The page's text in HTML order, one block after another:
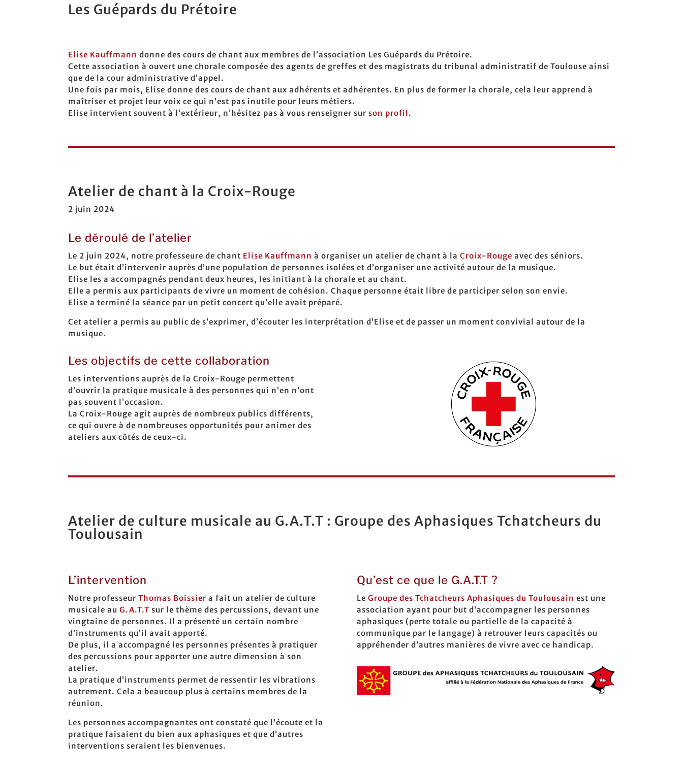
Les Guépards du Prétoire
Elise Kauffmann donne des cours de chant aux membres de l’association Les Guépards du Prétoire.
Cette association à ouvert une chorale composéedes agents de greffes et des magistrats du tribunal administratif de Toulouse ainsi
que de la cour administrative d’appel.
Une fois par mois, Elise donne des cours de chant aux adhérents et adhérentes. En plus de former la chorale, cela leur apprend à
maîtriser et projet leur voix ce qui n’est pas inutile pour leurs métiers.
Elise intervient souvent à l’extérieur, n’hésitez pas à vous renseigner surson profil.
Atelier de chant à la Croix-Rouge
2 juin 2024
Le déroulé de l’atelier
Le 2 juin 2024, notre professeure de chant Elise Kauffmann à organiser un atelier de chant à laCroix-Rouge avec des séniors.
Le but était d’intervenir auprès d’une population de personnes isolées et d’organiser une activité autour de la musique.
Elise les a accompagnés pendant deux heures, les initiant à la chorale et au chant.
Elle a permis aux participants de vivre un moment de cohésion. Chaque personne était libre de participer selon son envie.
Elise a terminé la séance par un petit concert qu’elle avait préparé.
Cet atelier a permis au public de s’exprimer, d’écouter les interprétation d’Elise et de passer un moment convivial autour de la
musique.
Les objectifs de cette collaboration
Les interventions auprès de la Croix-Rouge permettent
d’ouvrir la pratique musicale à des personnes qui n’en n’ont
pas souvent l’occasion.
La Croix-Rouge agit auprès de nombreux publics différents,
ce qui ouvre à de nombreuses opportunités pour animer des
ateliers aux côtés de ceux-ci.
Atelier de culture musicale au G.A.T.T : Groupe des Aphasiques Tchatcheurs du
Toulousain
L’intervention
Notre professeurThomas Boissier a fait un atelier de culture
musicale auG.A.T.T sur le thème des percussions, devant une
vingtaine de personnes. Il a présenté un certain nombre
d’instruments qu’il avait apporté.
De plus, il a accompagné les personnes présentes à pratiquer
des percussions pour apporter une autre dimension à son
atelier.
La pratique d’instruments permet de ressentir les vibrations
autrement. Cela a beaucoup plus à certains membres de la
réunion.
Les personnes accompagnantes ont constaté que l’écoute et la
pratique faisaient du bien aux aphasiques et que d’autres
interventions seraient les bienvenues.
Qu’est ce que le G.A.T.T ?
Le Groupe des Tchatcheurs Aphasiques du Toulousain est une
association ayant pour but d’accompagner les personnes
aphasiques (perte totale ou partielle de la capacité à
communique par le langage) à retrouver leurs capacités ou
appréhender d’autres manières de vivre avec ce handicap.